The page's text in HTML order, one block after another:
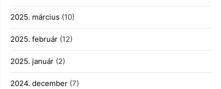
2025. március (10)
2025. február (12)
2025. január (2)
2024. december (7)